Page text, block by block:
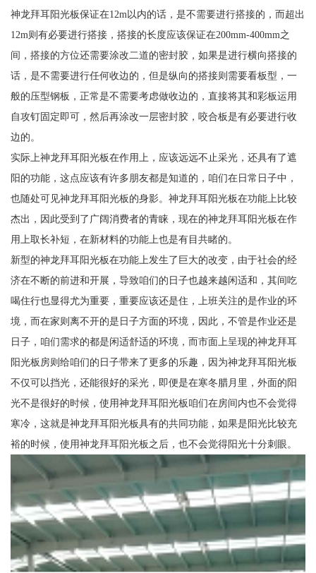
神龙拜耳阳光板保证在12m以内的话，是不需要进行搭接的，而超出
12m则有必要进行搭接，搭接的长度应该保证在200mm-400mm之
间，搭接的方位还需要涂改二道的密封胶，如果是进行横向搭接的
话，是不需要进行任何收边的，但是纵向的搭接则需要看板型，一
般的压型钢板，正常是不需要考虑做收边的，直接将其和彩板运用
自攻钉固定即可，然后再涂改一层密封胶，咬合板是有必要进行收
边的。
实际上神龙拜耳阳光板在作用上，应该远远不止采光，还具有了遮
阳的功能，这点应该有许多朋友都是知道的，咱们在日常日子中，
也随处可见神龙拜耳阳光板的身影。神龙拜耳阳光板在功能上比较
杰出，因此受到了广阔消费者的青睐，现在的神龙拜耳阳光板在作
用上取长补短，在新材料的功能上也是有目共睹的。
新型的神龙拜耳阳光板在功能上发生了巨大的改变，由于社会的经
济在不断的前进和开展，导致咱们的日子也越来越闲适和，其间吃
喝住行也显得尤为重要，重要应该还是住，上班关注的是作业的环
境，而在家则离不开的是日子方面的环境，因此，不管是作业还是
日子，咱们需求的都是闲适舒适的环境，而市面上呈现的神龙拜耳
阳光板房则给咱们的日子带来了更多的乐趣，因为神龙拜耳阳光板
不仅可以挡光，还能很好的采光，即便是在寒冬腊月里，外面的阳
光不是很好的时候，使用神龙拜耳阳光板咱们在房间内也不会觉得
寒冷，这就是神龙拜耳阳光板具有的共同功能，如果是阳光比较充
裕的时候，使用神龙拜耳阳光板之后，也不会觉得阳光十分刺眼。